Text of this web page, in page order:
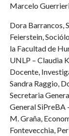
Marcelo
Dora Barrancos,
Feierstein,
la Facultad de
UNLP – Claudia
Docente,
Sandra Raggio,
Secretaria
General SiPreBA
M. Graña,
Fontevecchia,